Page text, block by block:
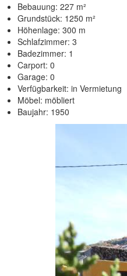
Bebauung: 227 m²
Grundstück: 1250 m²
Höhenlage: 300 m
Schlafzimmer: 3
Badezimmer: 1
Carport: 0
Garage: 0
Verfügbarkeit: in Vermietung
Möbel: möbliert
Baujahr: 1950